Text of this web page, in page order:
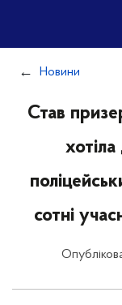
Новини
Став
сотні